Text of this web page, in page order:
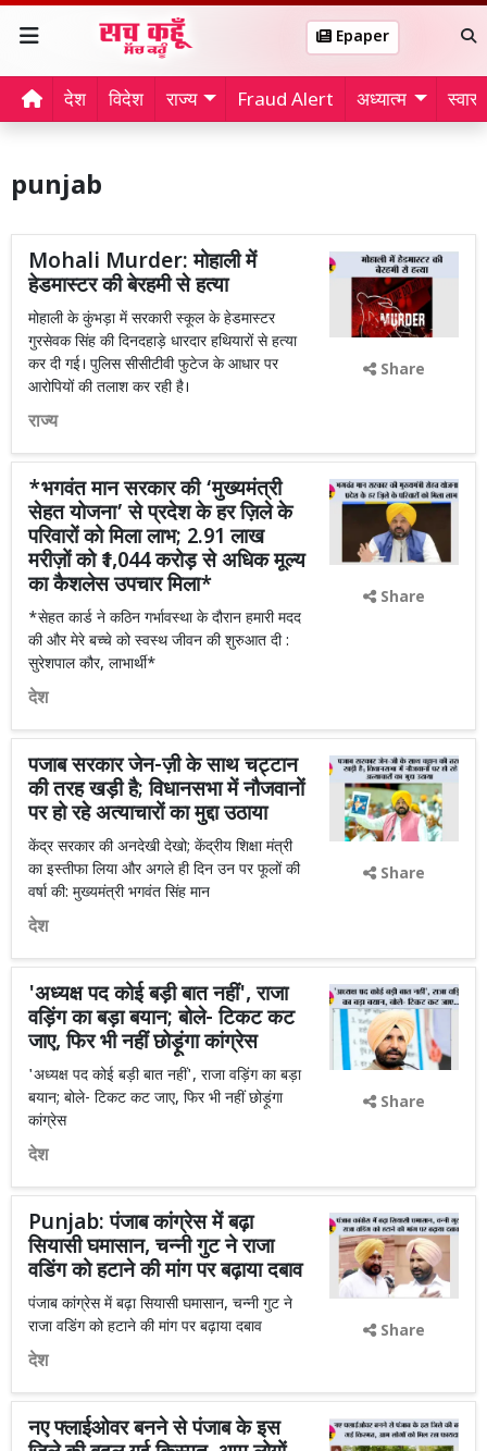
Epaper
देश विदेश राज्य Fraud Alert अध्यात्म
punjab
Mohali Murder: मोहाली में
हेडमास्टर की बेरहमी से हत्या
मोहाली के कुंभड़ा में सरकारी स्कूल के हेडमास्टर
गुरसेवक सिंह की दिनदहाड़े धारदार हथियारों से हत्या
कर दी गई। पुलिस सीसीटीवी फुटेज के आधार पर
आरोपियों की तलाश कर रही है।
राज्य
Share
*भगवंत मान सरकार की ‘मुख्यमंत्री
सेहत योजना’ से प्रदेश के हर ज़िले के
परिवारों को मिला लाभ; 2.91 लाख
मरीज़ों को ₹1,044 करोड़ से अधिक मूल्य
का कैशलेस उपचार मिला*
*सेहत कार्ड ने कठिन गर्भावस्था के दौरान हमारी मदद
की और मेरे बच्चे को स्वस्थ जीवन की शुरुआत दी :
सुरेशपाल कौर, लाभार्थी*
देश
Share
पजाब सरकार जेन-ज़ी के साथ चट्टान
की तरह खड़ी है; विधानसभा में नौजवानों
पर हो रहे अत्याचारों का मुद्दा उठाया
केंद्र सरकार की अनदेखी देखो; केंद्रीय शिक्षा मंत्री
का इस्तीफा लिया और अगले ही दिन उन पर फूलों की
वर्षा की: मुख्यमंत्री भगवंत सिंह मान
देश
Share
'अध्यक्ष पद कोई बड़ी बात नहीं', राजा
वड़िंग का बड़ा बयान; बोले- टिकट कट
जाए, फिर भी नहीं छोड़ूंगा कांग्रेस
'अध्यक्ष पद कोई बड़ी बात नहीं', राजा वड़िंग का बड़ा
बयान; बोले- टिकट कट जाए, फिर भी नहीं छोड़ूंगा
कांग्रेस
देश
Share
Punjab: पंजाब कांग्रेस में बढ़ा
सियासी घमासान, चन्नी गुट ने राजा
वडिंग को हटाने की मांग पर बढ़ाया दबाव
पंजाब कांग्रेस में बढ़ा सियासी घमासान, चन्नी गुट ने
राजा वडिंग को हटाने की मांग पर बढ़ाया दबाव
देश
Share
नए फ्लाईओवर बनने से पंजाब के इस